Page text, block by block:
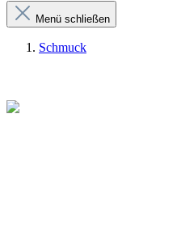
Menü schließen
Schmuck